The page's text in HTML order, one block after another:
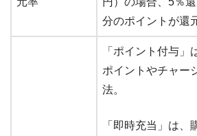
分のポイントが還
「ポイント付与」
ポイントやチャー
法。
「即時充当」は、